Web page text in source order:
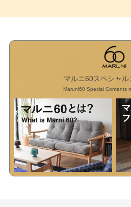
マルニ60スペシャル
Maruni60 Special Contents